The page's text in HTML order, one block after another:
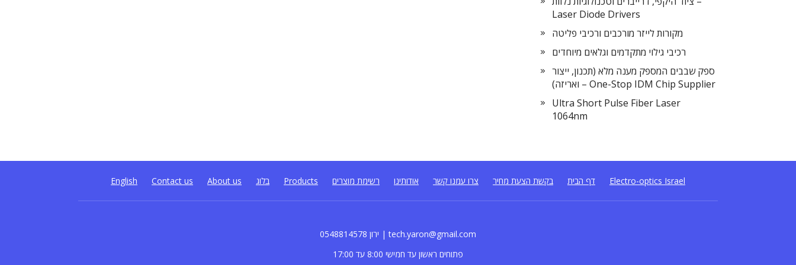
Laser Diode Drivers
מקורות לייזר מורכבים ורכיבי פליטה
רכיבי גילוי מתקדמים וגלאים מיוחדים
ספק שבבים המספק מענה מלא (תכנון, ייצור
ואריזה) – One-Stop IDM Chip Supplier
Ultra Short Pulse Fiber Laser
1064nm
English Contact us About us בלוג Products רשימת מוצרים אודותינו צרו עמנו קשר בקשת הצעת מחיר דף הבית Electro-optics Israel
0548814578 ירון | tech.yaron@gmail.com
פתוחים ראשון עד חמישי 8:00 עד 17:00